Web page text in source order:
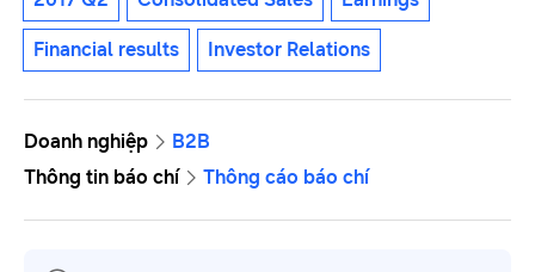
Financial results Investor Relations
Doanh nghiệp
B2B
Thông tin báo chí
Thông cáo báo chí